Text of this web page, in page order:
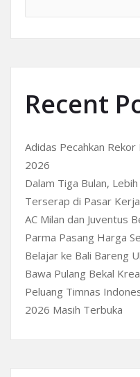
Recent
Adidas Pecahkan
2026
Dalam Tiga Bulan,
Terserap di Pasar Kerja
AC Milan dan Juventus
Parma Pasang Harga
Belajar ke Bali Bareng
Bawa Pulang Bekal
Peluang Timnas
2026 Masih Terbuka